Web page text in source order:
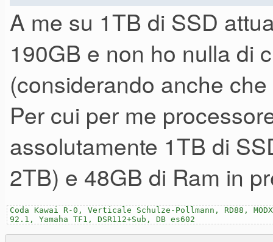
avere i lavori su dischi
io ho vari NAS in casa, in
ho 10 Tb di iCloud...
Però per i campioni dei Vst
magari con qualche Gb in
Rhodes Mk8 (sempre
A me su 1TB di SSD
190GB e non ho nulla di
(considerando anche
Per cui per me
assolutamente 1TB di
2TB) e 48GB di Ram in
Coda Kawai R-0, Verticale Schulze-Pollmann, RD88,
92.1, Yamaha TF1, DSR112+Sub, DB es602